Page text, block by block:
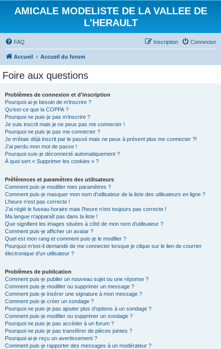
AMICALE MODELISTE DE LA VALLEE DE
L'HERAULT
FAQ Connexion
Inscription
Accueil Accueil du forum
Foire aux questions
Problèmes de connexion et d’inscription
Pourquoi ai-je besoin de m’inscrire ?
Qu’est-ce que la COPPA ?
Pourquoi ne puis-je pas m’inscrire ?
Je suis inscrit mais je ne peux pas me connecter !
Pourquoi ne puis-je pas me connecter ?
Je m’étais déjà inscrit par le passé mais ne peux à présent plus me connecter ?!
J’ai perdu mon mot de passe !
Pourquoi suis-je déconnecté automatiquement ?
À quoi sert « Supprimer les cookies » ?
Préférences et paramètres des utilisateurs
Comment puis-je modifier mes paramètres ?
Comment puis-je masquer mon nom d’utilisateur de la liste des utilisateurs en ligne ?
L’heure n’est pas correcte !
J’ai réglé le fuseau horaire mais l’heure n’est toujours pas correcte !
Ma langue n’apparaît pas dans la liste !
Que signifient les images situées à côté de mon nom d’utilisateur ?
Comment puis-je afficher un avatar ?
Quel est mon rang et comment puis-je le modifier ?
Pourquoi m’est-il demandé de me connecter lorsque je clique sur le lien de courrier
électronique d’un utilisateur ?
Problèmes de publication
Comment puis-je publier un nouveau sujet ou une réponse ?
Comment puis-je modifier ou supprimer un message ?
Comment puis-je insérer une signature à mon message ?
Comment puis-je créer un sondage ?
Pourquoi ne puis-je pas ajouter plus d’options à un sondage ?
Comment puis-je modifier ou supprimer un sondage ?
Pourquoi ne puis-je pas accéder à un forum ?
Pourquoi ne puis-je pas transférer de pièces jointes ?
Pourquoi ai-je reçu un avertissement ?
Comment puis-je rapporter des messages à un modérateur ?